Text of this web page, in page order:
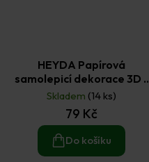
HEYDA Papírová
samolepicí dekorace 3D -
psi 7 ks
Skladem (14 ks)
79 Kč
Do košíku